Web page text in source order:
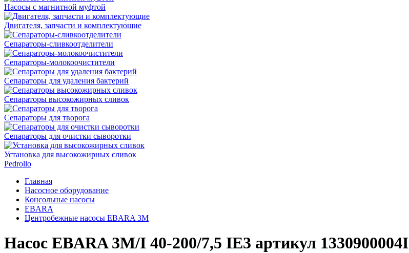
Насосы с магнитной муфтой
Двигателя, запчасти и комплектующие
Сепараторы-сливкоотделители
Сепараторы-молокоочистители
Сепараторы для удаления бактерий
Сепараторы высокожирных сливок
Сепараторы для творога
Сепараторы для очистки сыворотки
Установка для высокожирных сливок
Pedrollo
Главная
Насосное оборудование
Консольные насосы
EBARA
Центробежные насосы EBARA 3M
Насос EBARA 3M/I 40-200/7,5 IE3 артикул 1330900004I